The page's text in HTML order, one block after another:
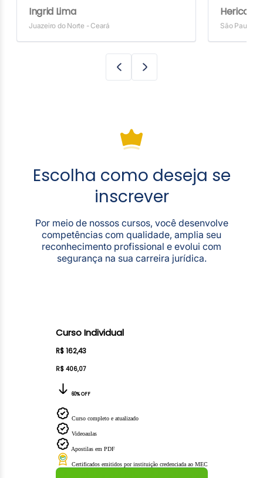
Ingrid Lima
Juazeiro do Norte - Ceará
Herico
São Paulo -
Escolha como deseja se
inscrever
Por meio de nossos cursos, você desenvolve
competências com qualidade, amplia seu
reconhecimento profissional e evolui com
segurança na sua carreira jurídica.
Curso Individual
R$ 162,43
R$ 406,07
60% OFF
Curso completo e atualizado
Videoaulas
Apostilas em PDF
Certificados emitidos por instituição credenciada ao MEC